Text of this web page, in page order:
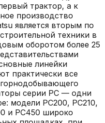
трактор, а к
производство
является вторым по
техники в
оборотом более 25
линейки
практически все
серии PC — одни
модели PC200, PC210,
и PC450 широко